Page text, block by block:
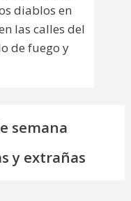
diablos en
las calles del
de fuego y
semana
y extrañas